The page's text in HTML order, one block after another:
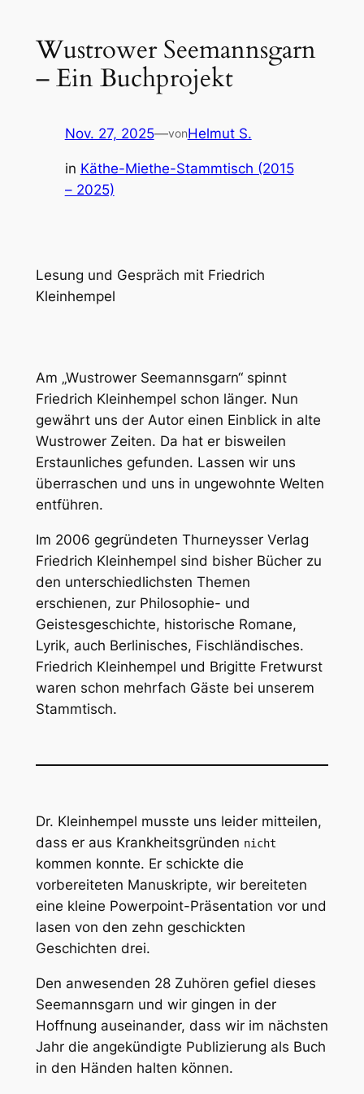
Wustrower Seemannsgarn
– Ein Buchprojekt
Nov. 27, 2025—vonHelmut S.
in Käthe-Miethe-Stammtisch (2015
– 2025)
Lesung und Gespräch mit Friedrich
Kleinhempel
Am „Wustrower Seemannsgarn“ spinnt
Friedrich Kleinhempel schon länger. Nun
gewährt uns der Autor einen Einblick in alte
Wustrower Zeiten. Da hat er bisweilen
Erstaunliches gefunden. Lassen wir uns
überraschen und uns in ungewohnte Welten
entführen.
Im 2006 gegründeten Thurneysser Verlag
Friedrich Kleinhempel sind bisher Bücher zu
den unterschiedlichsten Themen
erschienen, zur Philosophie- und
Geistesgeschichte, historische Romane,
Lyrik, auch Berlinisches, Fischländisches.
Friedrich Kleinhempel und Brigitte Fretwurst
waren schon mehrfach Gäste bei unserem
Stammtisch.
Dr. Kleinhempel musste uns leider mitteilen,
dass er aus Krankheitsgründen nicht
kommen konnte. Er schickte die
vorbereiteten Manuskripte, wir bereiteten
eine kleine Powerpoint-Präsentation vor und
lasen von den zehn geschickten
Geschichten drei.
Den anwesenden 28 Zuhören gefiel dieses
Seemannsgarn und wir gingen in der
Hoffnung auseinander, dass wir im nächsten
Jahr die angekündigte Publizierung als Buch
in den Händen halten können.